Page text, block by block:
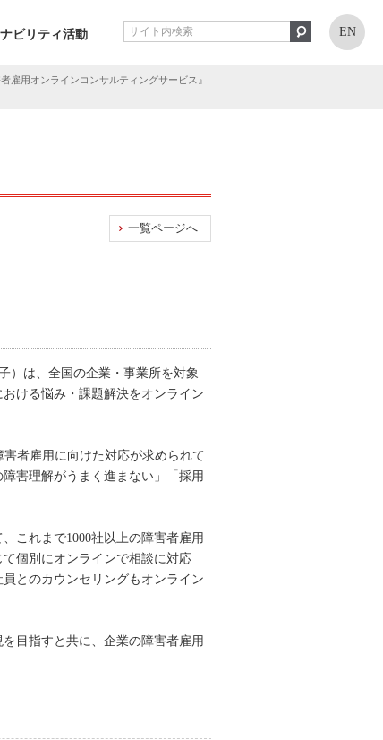
ビリティ活動 EN
用オンラインコンサルティングサービス』
一覧ページへ
）は、全国の企業・事業所を対象
ける悩み・課題解決をオンライン
者雇用に向けた対応が求められて
害理解がうまく進まない」「採用
これまで1000社以上の障害者雇用
個別にオンラインで相談に対応
とのカウンセリングもオンライン
目指すと共に、企業の障害者雇用